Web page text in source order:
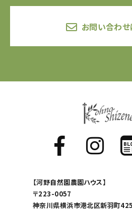
お問い合わせ
【河野自然園農園ハウス】
〒223-0057
神奈川県横浜市港北区新羽町